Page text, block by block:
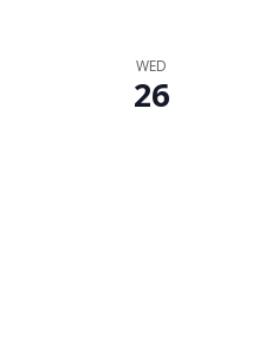
WED
26